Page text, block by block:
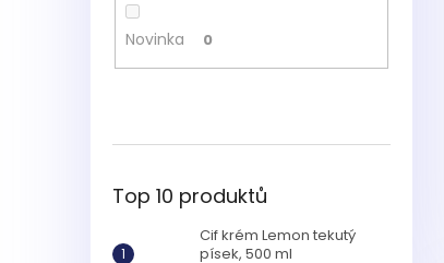
Novinka 0
Top 10 produktů
Cif krém Lemon tekutý
písek, 500 ml